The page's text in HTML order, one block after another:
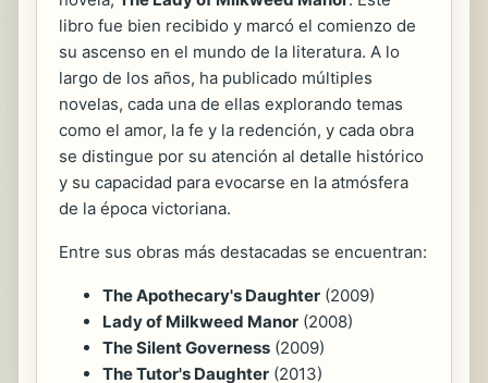
libro fue bien recibido y marcó el comienzo de
su ascenso en el mundo de la literatura. A lo
largo de los años, ha publicado múltiples
novelas, cada una de ellas explorando temas
como el amor, la fe y la redención, y cada obra
se distingue por su atención al detalle histórico
y su capacidad para evocarse en la atmósfera
de la época victoriana.
Entre sus obras más destacadas se encuentran:
The Apothecary's Daughter (2009)
Lady of Milkweed Manor (2008)
The Silent Governess (2009)
The Tutor's Daughter (2013)